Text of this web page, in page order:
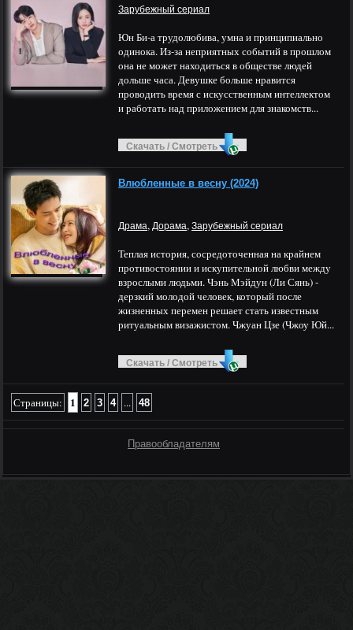
Зарубежный сериал
Юн Би-а трудолюбива, умна и принципиально
одинока. Из-за неприятных событий в прошлом
она не может находиться в обществе людей
дольше часа. Девушке больше нравится
проводить время с искусственным интеллектом
и работать над приложением для знакомств...
Скачать / Смотреть
Влюбленные в весну (2024)
Драма, Дорама, Зарубежный сериал
Теплая история, сосредоточенная на крайнем
противостоянии и искупительной любви между
взрослыми людьми. Чэнь Мэйдун (Ли Сянь) -
дерзкий молодой человек, который после
жизненных перемен решает стать известным
ритуальным визажистом. Чжуан Цзе (Чжоу Юй...
Скачать / Смотреть
Страницы: 1 2 3 4 ... 48
Правообладателям